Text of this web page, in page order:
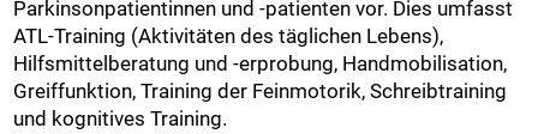
Parkinsonpatientinnen und -patienten vor. Dies umfasst
ATL-Training (Aktivitäten des täglichen Lebens),
Hilfsmittelberatung und -erprobung, Handmobilisation,
Greiffunktion, Training der Feinmotorik, Schreibtraining
und kognitives Training.